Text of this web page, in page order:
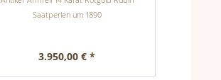
Saatperlen um 1890
3.950,00 € *